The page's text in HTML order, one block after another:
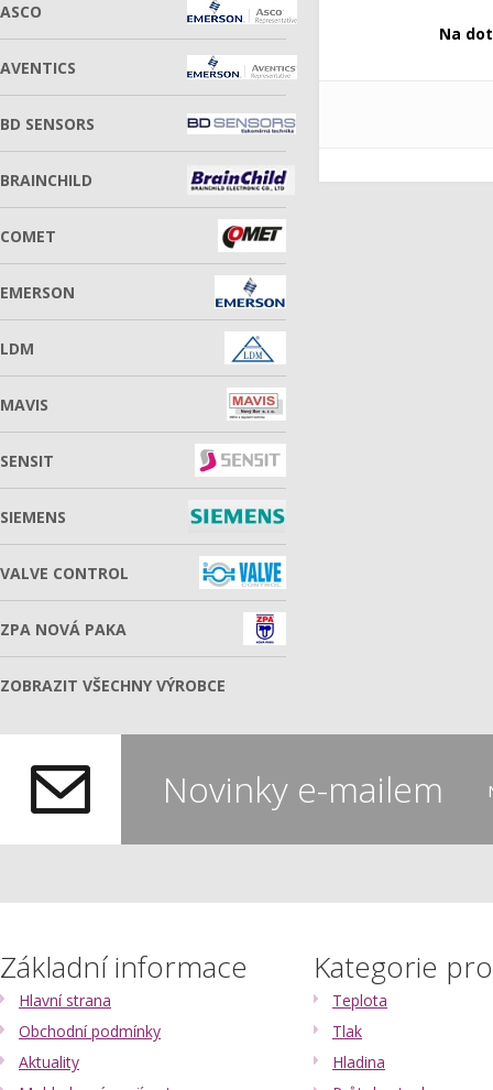
Na
ASCO
AVENTICS
BD SENSORS
BRAINCHILD
COMET
EMERSON
LDM
MAVIS
SENSIT
SIEMENS
VALVE CONTROL
ZPA NOVÁ PAKA
ZOBRAZIT VŠECHNY VÝROBCE
Novinky e-mailem
Základní informace
Hlavní strana
Obchodní podmínky
Aktuality
Kategorie
Teplota
Tlak
Hladina